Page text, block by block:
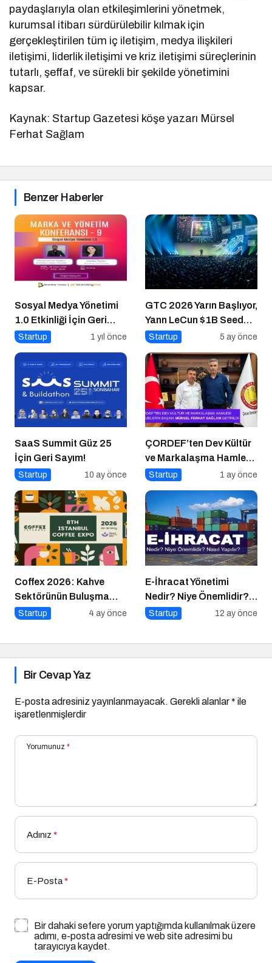
paydaşlarıyla olan etkileşimlerini yönetmek,
kurumsal itibarı sürdürülebilir kılmak için
gerçekleştirilen tüm iç iletişim, medya ilişkileri
iletişimi, liderlik iletişimi ve kriz iletişimi süreçlerinin
tutarlı, şeffaf, ve sürekli bir şekilde yönetimini
kapsar.
Kaynak: Startup Gazetesi köşe yazarı Mürsel
Ferhat Sağlam
Benzer Haberler
Sosyal Medya Yönetimi
1.0 Etkinliği İçin Geri
Sayım!
Startup 1 yıl önce
GTC 2026 Yarın Başlıyor,
Yann LeCun $1B Seed
Aldı: AI Fonlama
Startup 5 ay önce
SaaS Summit Güz 25
İçin Geri Sayım!
Startup 10 ay önce
ÇORDEF’ten Dev Kültür
ve Markalaşma Hamlesi:
Projelerin Başına Mürsel
Startup 1 ay önce
Coffex 2026: Kahve
Sektörünün Buluşma
Noktası
Startup 4 ay önce
E-İhracat Yönetimi
Nedir? Niye Önemlidir?
Nasıl Yapılır?
Startup 12 ay önce
Bir Cevap Yaz
E-posta adresiniz yayınlanmayacak. Gerekli alanlar* ile
işaretlenmişlerdir
Yorumunuz *
Adınız *
E-Posta*
Bir dahaki sefere yorum yaptığımda kullanılmak üzere
adımı, e-posta adresimi ve web site adresimi bu
tarayıcıya kaydet.